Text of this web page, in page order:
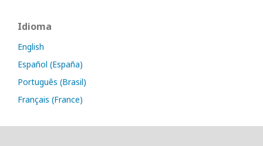
Idioma
English
Español (España)
Português (Brasil)
Français (France)